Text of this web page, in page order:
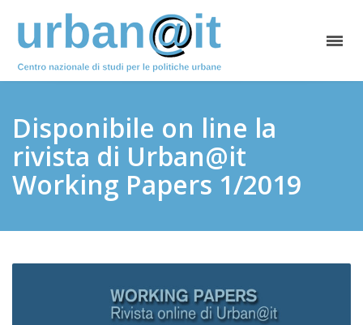
Disponibile on line la
rivista di Urban@it
Working Papers 1/2019